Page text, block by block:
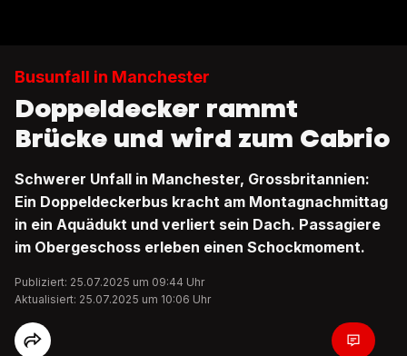
Busunfall in Manchester
Doppeldecker rammt
Brücke und wird zum Cabrio
Schwerer Unfall in Manchester, Grossbritannien:
Ein Doppeldeckerbus kracht am Montagnachmittag
in ein Aquädukt und verliert sein Dach. Passagiere
im Obergeschoss erleben einen Schockmoment.
Publiziert: 25.07.2025 um 09:44 Uhr
Aktualisiert: 25.07.2025 um 10:06 Uhr